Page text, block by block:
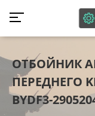
ОТБОЙНИК
ПЕРЕДНЕГО
BYDF3-